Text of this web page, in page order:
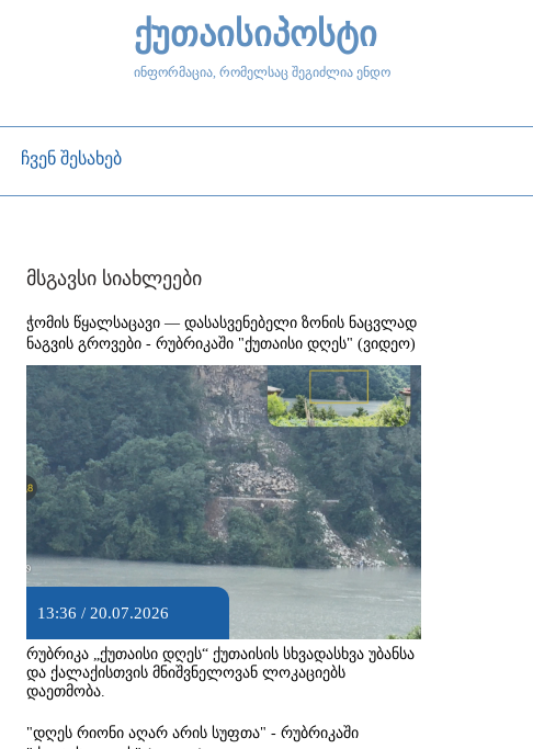
ქუთაისიპოსტი
ინფორმაცია, რომელსაც შეგიძლია ენდო
ჩვენ შესახებ
მსგავსი სიახლეები
ჭომის წყალსაცავი — დასასვენებელი ზონის ნაცვლად
ნაგვის გროვები - რუბრიკაში "ქუთაისი დღეს" (ვიდეო)
13:36 / 20.07.2026
რუბრიკა „ქუთაისი დღეს“ ქუთაისის სხვადასხვა უბანსა
და ქალაქისთვის მნიშვნელოვან ლოკაციებს
დაეთმობა.
"დღეს რიონი აღარ არის სუფთა" - რუბრიკაში